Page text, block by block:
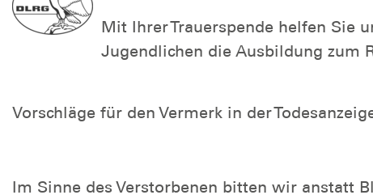
Mit Ihrer Trauerspende helfen Sie
Jugendlichen die Ausbildung zum
Vorschläge für den Vermerk in der
Im Sinne des Verstorbenen bitten wir anstatt